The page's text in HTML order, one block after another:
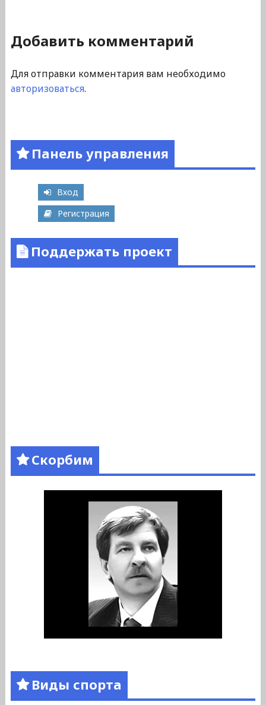
Добавить комментарий
Для отправки комментария вам необходимо
авторизоваться.
Панель управления
Вход
Регистрация
Поддержать проект
Скорбим
Виды спорта